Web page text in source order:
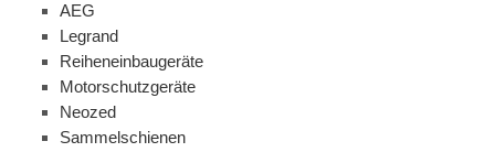
AEG
Legrand
Reiheneinbaugeräte
Motorschutzgeräte
Neozed
Sammelschienen